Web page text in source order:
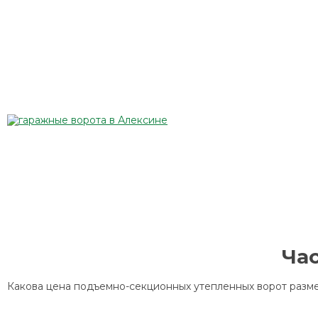
Какова цена подъемно-секционных утепленных ворот